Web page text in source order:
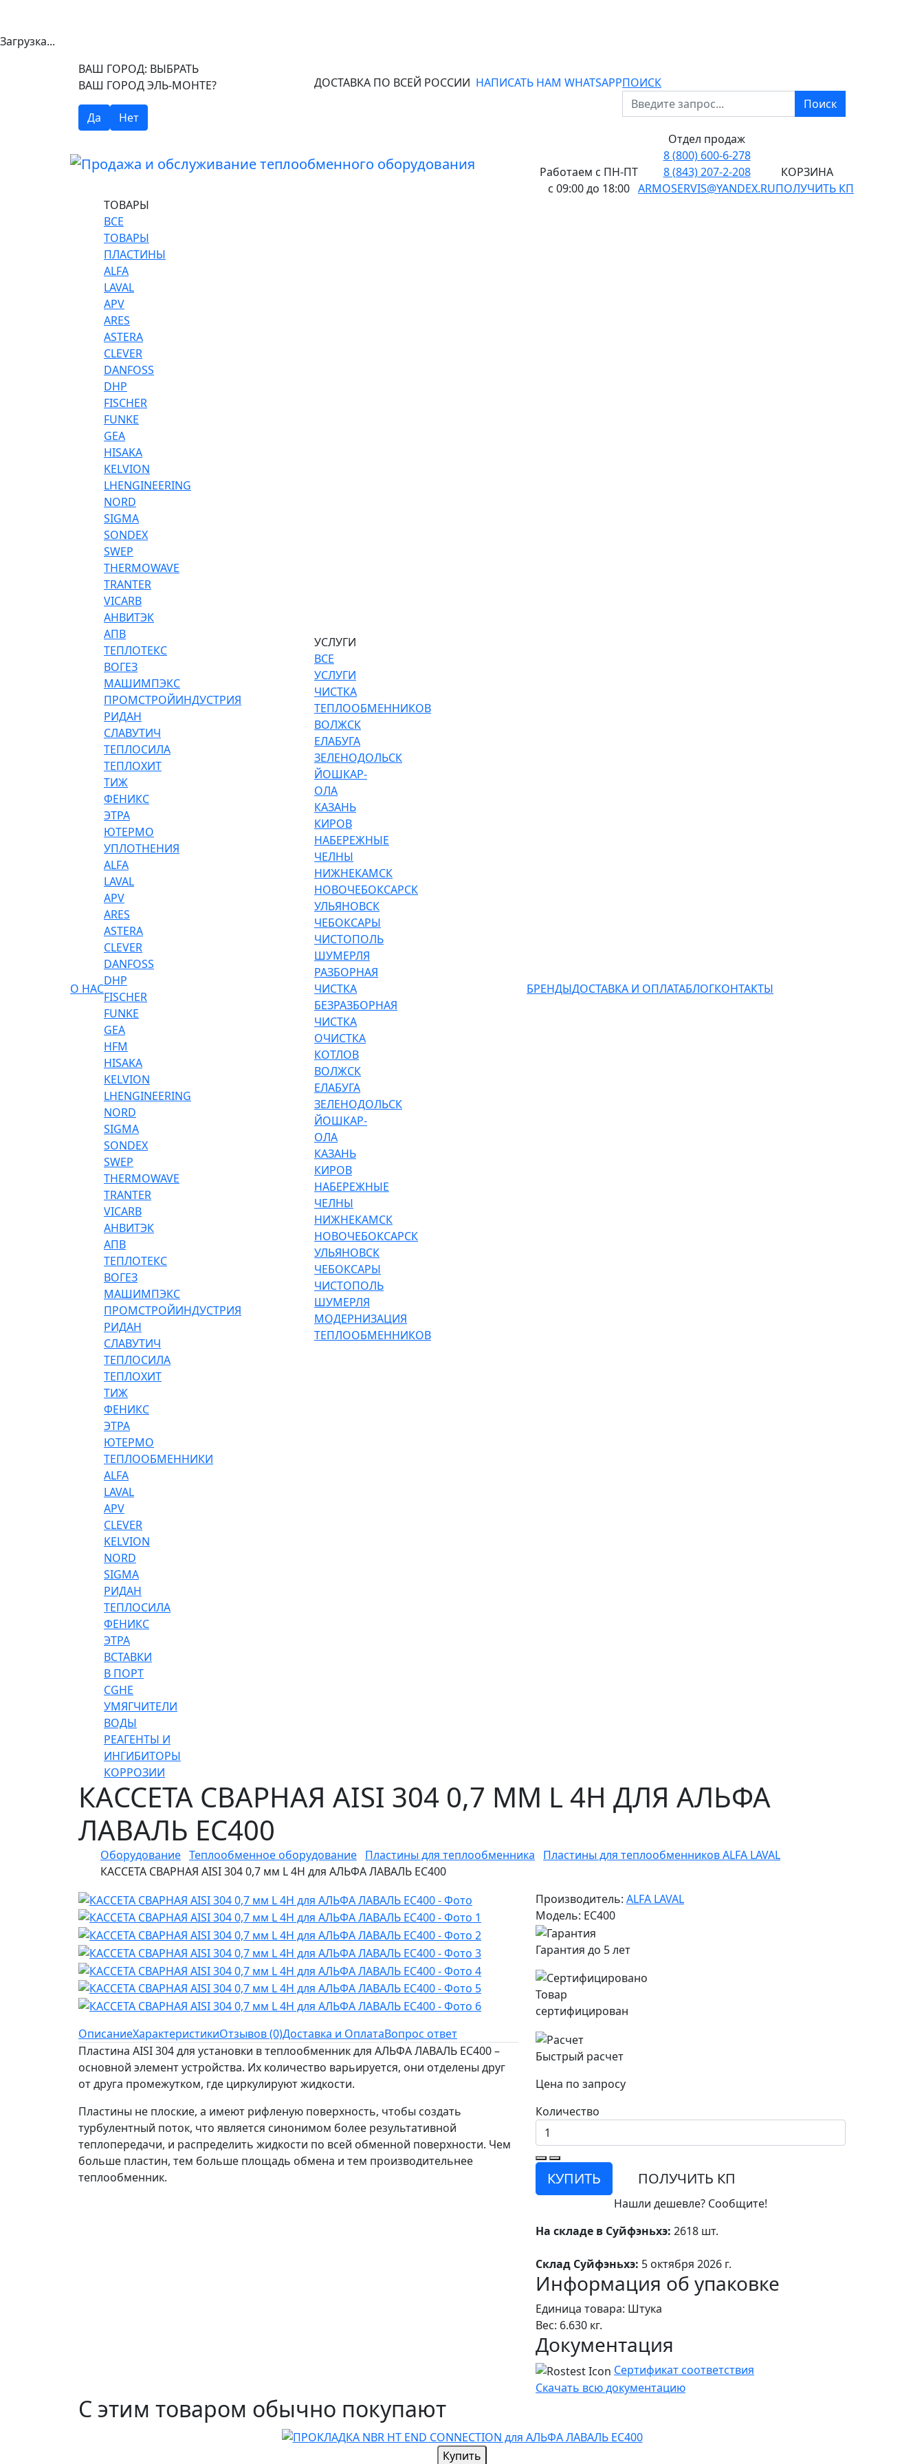
Загрузка...
ВАШ ГОРОД: ВЫБРАТЬ
ВАШ ГОРОД ЭЛЬ-МОНТЕ?
Да Нет
ДОСТАВКА ПО ВСЕЙ РОССИИ НАПИСАТЬ НАМ WHATSAPPПОИСК
Поиск
Работаем с ПН-ПТ
с 09:00 до 18:00
Отдел продаж
8 (800) 600-6-278
8 (843) 207-2-208
ARMOSERVIS@YANDEX.RU
КОРЗИНА
ПОЛУЧИТЬ КП
О НАС
ТОВАРЫ
ВСЕ
ТОВАРЫ
ПЛАСТИНЫ
ALFA
LAVAL
APV
ARES
ASTERA
CLEVER
DANFOSS
DHP
FISCHER
FUNKE
GEA
HISAKA
KELVION
LHENGINEERING
NORD
SIGMA
SONDEX
SWEP
THERMOWAVE
TRANTER
VICARB
АНВИТЭК
АПВ
ТЕПЛОТЕКС
ВОГЕЗ
МАШИМПЭКС
ПРОМСТРОЙИНДУСТРИЯ
РИДАН
СЛАВУТИЧ
ТЕПЛОСИЛА
ТЕПЛОХИТ
ТИЖ
ФЕНИКС
ЭТРА
ЮТЕРМО
УПЛОТНЕНИЯ
ALFA
LAVAL
APV
ARES
ASTERA
CLEVER
DANFOSS
DHP
FISCHER
FUNKE
GEA
HFM
HISAKA
KELVION
LHENGINEERING
NORD
SIGMA
SONDEX
SWEP
THERMOWAVE
TRANTER
VICARB
АНВИТЭК
АПВ
ТЕПЛОТЕКС
ВОГЕЗ
МАШИМПЭКС
ПРОМСТРОЙИНДУСТРИЯ
РИДАН
СЛАВУТИЧ
ТЕПЛОСИЛА
ТЕПЛОХИТ
ТИЖ
ФЕНИКС
ЭТРА
ЮТЕРМО
ТЕПЛООБМЕННИКИ
ALFA
LAVAL
APV
CLEVER
KELVION
NORD
SIGMA
РИДАН
ТЕПЛОСИЛА
ФЕНИКС
ЭТРА
ВСТАВКИ
В ПОРТ
CGHE
УМЯГЧИТЕЛИ
ВОДЫ
РЕАГЕНТЫ И
ИНГИБИТОРЫ
КОРРОЗИИ
УСЛУГИ
ВСЕ
УСЛУГИ
ЧИСТКА
ТЕПЛООБМЕННИКОВ
ВОЛЖСК
ЕЛАБУГА
ЗЕЛЕНОДОЛЬСК
ЙОШКАР-
ОЛА
КАЗАНЬ
КИРОВ
НАБЕРЕЖНЫЕ
ЧЕЛНЫ
НИЖНЕКАМСК
НОВОЧЕБОКСАРСК
УЛЬЯНОВСК
ЧЕБОКСАРЫ
ЧИСТОПОЛЬ
ШУМЕРЛЯ
РАЗБОРНАЯ
ЧИСТКА
БЕЗРАЗБОРНАЯ
ЧИСТКА
ОЧИСТКА
КОТЛОВ
ВОЛЖСК
ЕЛАБУГА
ЗЕЛЕНОДОЛЬСК
ЙОШКАР-
ОЛА
КАЗАНЬ
КИРОВ
НАБЕРЕЖНЫЕ
ЧЕЛНЫ
НИЖНЕКАМСК
НОВОЧЕБОКСАРСК
УЛЬЯНОВСК
ЧЕБОКСАРЫ
ЧИСТОПОЛЬ
ШУМЕРЛЯ
МОДЕРНИЗАЦИЯ
ТЕПЛООБМЕННИКОВ
БРЕНДЫДОСТАВКА И ОПЛАТАБЛОГКОНТАКТЫ
КАССЕТА СВАРНАЯ AISI 304 0,7 ММ L 4H ДЛЯ АЛЬФА
ЛАВАЛЬ EC400
Оборудование Теплообменное оборудование Пластины для теплообменника
Пластины для теплообменников ALFA LAVAL
КАССЕТА СВАРНАЯ AISI 304 0,7 мм L 4H для АЛЬФА ЛАВАЛЬ EC400
ОписаниеХарактеристикиОтзывов (0)Доставка и ОплатаВопрос ответ
Пластина AISI 304 для установки в теплообменник для АЛЬФА ЛАВАЛЬ EC400 –
основной элемент устройства. Их количество варьируется, они отделены друг
от друга промежутком, где циркулируют жидкости.
Пластины не плоские, а имеют рифленую поверхность, чтобы создать
турбулентный поток, что является синонимом более результативной
теплопередачи, и распределить жидкости по всей обменной поверхности. Чем
больше пластин, тем больше площадь обмена и тем производительнее
теплообменник.
Производитель: ALFA LAVAL
Модель: EC400
Гарантия до 5 лет
Товар
сертифицирован
Быстрый расчет
Цена по запросу
Количество
КУПИТЬ ПОЛУЧИТЬ КП
Нашли дешевле? Сообщите!
На складе в Суйфэньхэ: 2618 шт.
Склад Суйфэньхэ: 5 октября 2026 г.
Информация об упаковке
Единица товара: Штука
Вес: 6.630 кг.
Документация
Сертификат соответствия
Скачать всю документацию
С этим товаром обычно покупают
Купить